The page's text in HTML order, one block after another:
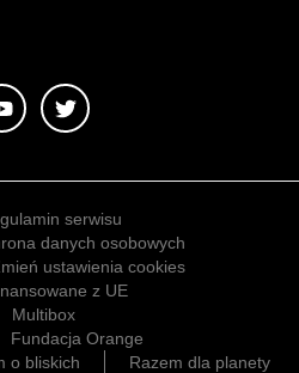
serwisu
danych osobowych
ustawienia cookies
z UE
Multibox
Fundacja Orange
o bliskich Razem dla planety